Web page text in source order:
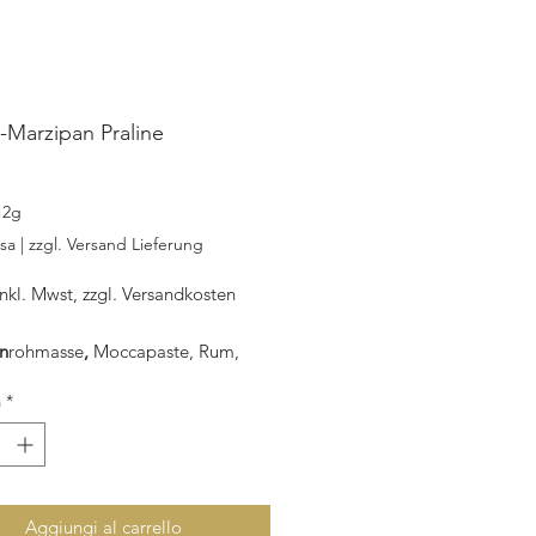
Praline
| zzgl. Versand Lieferung
Mwst, zzgl. Versandkosten
rohmasse, Moccapaste, Rum,
Bitterkuvertüre, Mocabohne
Lieferung /Abholung vor Ort
*
Aggiungi al carrello